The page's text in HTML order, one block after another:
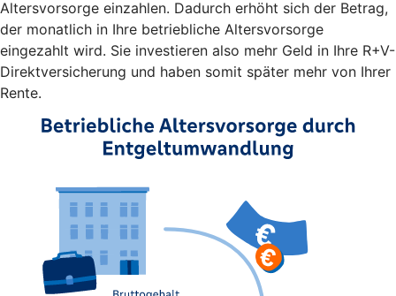
Altersvorsorge einzahlen. Dadurch erhöht sich der Betrag,
der monatlich in Ihre betriebliche Altersvorsorge
eingezahlt wird. Sie investieren also mehr Geld in Ihre R+V-
Direktversicherung und haben somit später mehr von Ihrer
Rente.